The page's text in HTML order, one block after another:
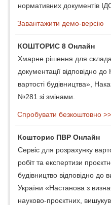
нормативних документів
Завантажити демо-версію
КОШТОРИС 8 Онлайн
Хмарне рішення для
документації відповідно
вартості будівництва»,
№281 зі змінами.
Спробувати безкоштовно
Кошторис ПВР Онлайн
Сервіс для розрахунку
робіт та експертизи
будівництво відповідно
України «Настанова з
науково-проєктних,